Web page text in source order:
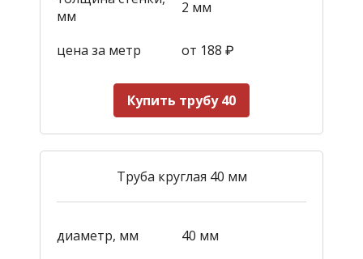
мм
2 мм
цена за метр от 188 ₽
Купить трубу 40
Труба круглая 40 мм
диаметр, мм
40 мм